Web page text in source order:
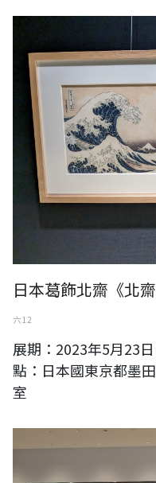
日本葛飾北齋《北
六 12
展期：2023年5月23
點：日本國東京都墨
室